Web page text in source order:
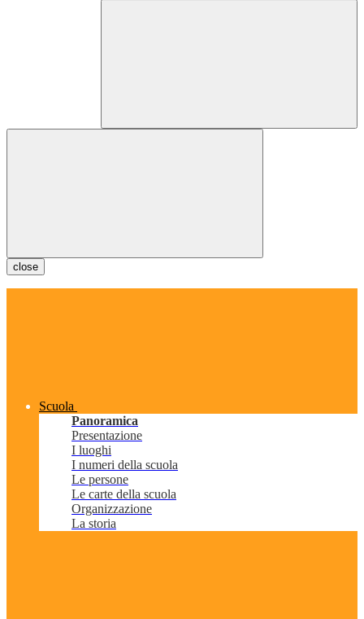
close
Scuola
Panoramica
Presentazione
I luoghi
I numeri della scuola
Le persone
Le carte della scuola
Organizzazione
La storia